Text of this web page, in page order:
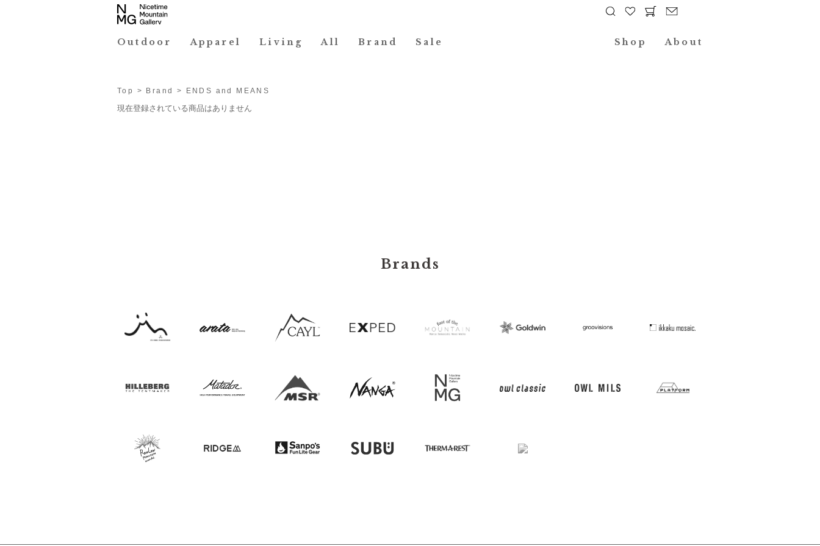
Outdoor Apparel Living All Brand Sale Shop About
Top > Brand > ENDS and MEANS
現在登録されている商品はありません
Brands